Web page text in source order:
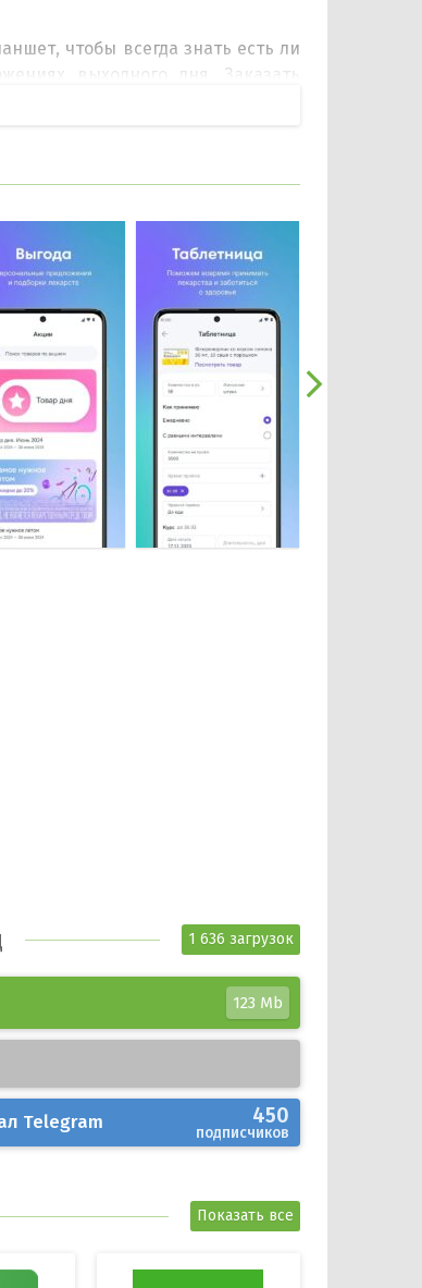
чтобы всегда знать есть ли
выходного дня. Заказать
с работником аптеки, чтобы в
Вашего заказа приходят в виде
1 636 загрузок
123 Mb
Telegram 450
подписчиков
Показать все